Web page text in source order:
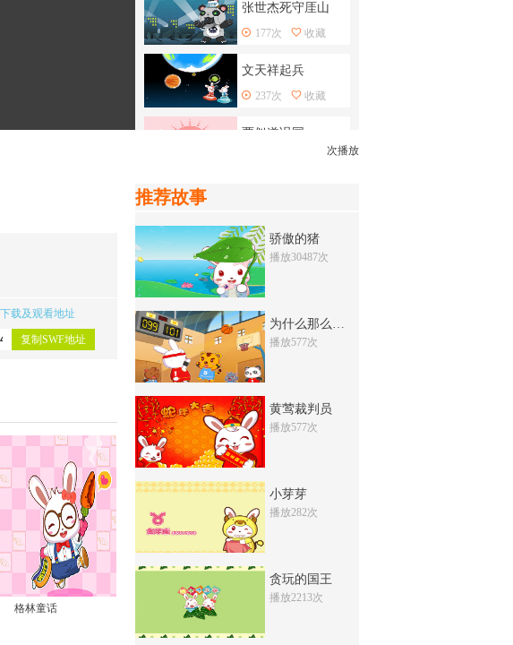
张世杰死守厓山
177次 收藏
文天祥起兵
237次 收藏
贾似道误国
成吉思汗(上)
332次
陆游临终留
308次 收藏
辛弃疾活捉叛徒
153次 收藏
虞允文书生退敌
钟相杨么起义
176次
＂莫须有＂冤狱
157次 收藏
卖国贼秦桧
次播放
载及观看地址
复制SWF地址
格林童话
推荐故事
骄傲的猪
播放30487次
为什么那么多人喜欢
播放577次
黄莺裁判员
播放577次
小芽芽
播放282次
贪玩的国王
播放2213次